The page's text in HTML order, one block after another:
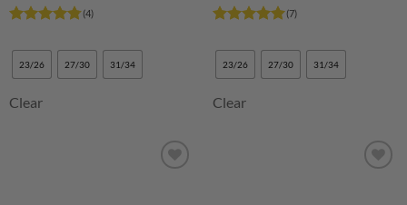
tuotteesta:
4.75
/ 5
(4)
23/26 27/30 31/34
Clear
tuotteesta:5
/ 5
(7)
23/26 27/30 31/34
Clear